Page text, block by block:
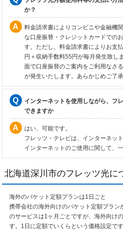
か？
料金請求書によりコンビニや金融機
な口座振替・クレジットカードでの
す。ただし、料金請求書によりお支
円＋収納手数料55円が毎月発生致し
面で口座振替のご案内をご利用なさ
が発生いたします。あらかじめご了承
インターネットを使用しながら、フ
できますか
はい、可能です。
フレッツ・テレビは、インターネッ
インターネットのご使用に関して、
北海道深川市のフレッツ光に
海外のパケット定額プランは1日ごと
携帯会社の海外向けのパケット定額プラ
のサービスは1ヶ月ごとですが、海外向け
す。1日に定額でいくらという価格設定で